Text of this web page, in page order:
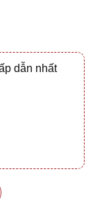
dẫn nhất
số lượng